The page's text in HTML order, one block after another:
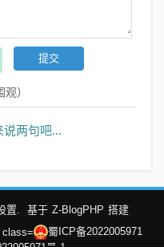
观）
两句吧...
置. 基于 Z-BlogPHP 搭建
蜀ICP备2022005971